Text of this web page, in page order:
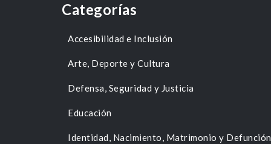
Categorías
Accesibilidad e Inclusión
Arte, Deporte y Cultura
Defensa, Seguridad y Justicia
Educación
Identidad, Nacimiento, Matrimonio y Defunción